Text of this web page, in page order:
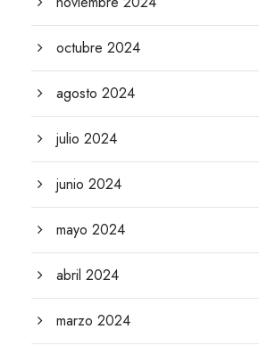
octubre 2024
agosto 2024
julio 2024
junio 2024
mayo 2024
abril 2024
marzo 2024